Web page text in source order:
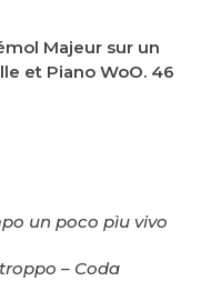
Majeur sur un
et Piano WoO. 46
un poco pìu vivo
– Coda